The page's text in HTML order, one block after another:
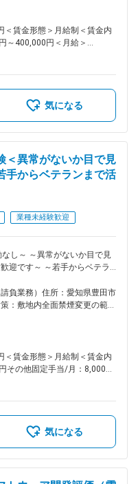
電時間の短縮と寿命の両立、
での評価、制御ECUへのソ
す。 仕事は基本的
御系ソフトウェアなどの開
とができます。 そして仕事
して後輩の育成側に回って頂
の範囲：会社の定める業務
エイセブプラス株式会社 豊
）
＜賃金形態＞月給制＜賃金内
～400,000円＜月給＞
の金額です。賃金はあくまで
て上下する可能性がありま
た表記です。
気になる
異常がないか目で見
からベテランまで活
業種未経験歓迎
し～ ～異常がないか目で見
迎です～ ～若手からベテラ
からバックオフィス業務まで
、今後のニーズに対応すべ
行っております。 ■業務内容
(デンソーとトヨタの合弁企
視または、モニターで監視い
ないか、液体の漏れがない
の異常監視(カメラ監視/通路
の一部応急処置、復帰対応
震発生時対応 （4）設備稼
ルームに入室して確認) ■業
2名体制ですのでご安心くだ
に1～2件、何か小さな異常が
負業務）住所：愛知県豊田市
：敷地内全面禁煙変更の範
＜賃金形態＞月給制＜賃金内
その他固定手当/月：8,000円
額であり、選考を通じて上下
)は固定手当を含めた表記で
気になる